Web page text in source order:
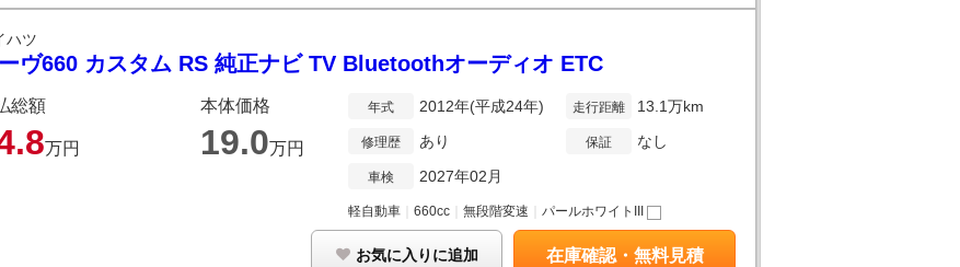
ハツ
ヴ660 カスタム RS 純正ナビ TV Bluetoothオーディオ ETC
総額
8万円
本体価格
19.0万円
年式 2012年(平成24年)
修理歴 あり
車検 2027年02月
走行距離 13.1万km
保証 なし
軽自動車 660cc 無段階変速 パールホワイトIII
お気に入りに追加 在庫確認・無料見積